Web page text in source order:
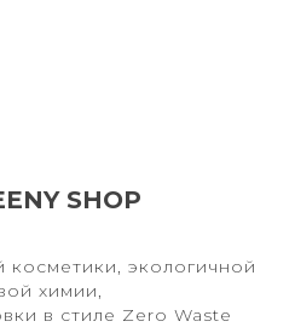
SHOP
косметики, экологичной
химии,
в стиле Zero Waste